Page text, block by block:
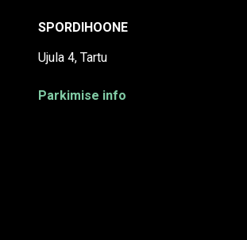
SPORDIHOONE
Ujula 4, Tartu
Parkimise info